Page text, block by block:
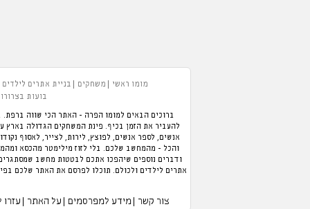
מומו ראשי משחקים
בניית אתרים לילדים
בועות
ברוכים הבאים למומו הפרה - האתר הכי שווה
אנשים, לספר אנשים, לפוצץ, לירות, לצייר, לאסוף
והכל - מהמחשב שלכם. בלי לזוז מילימטר מהכסא
ודברים נוספים שיהפכו אתכם לבטטות מחשב
אתרים לילדים ולכולם. תוכלו לפרסם את האתר שלכם
צור קשר מידע למפרסמים על האתר